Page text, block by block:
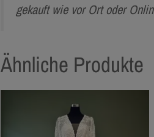
gekauft wie vor Ort oder
Ähnliche Produkte